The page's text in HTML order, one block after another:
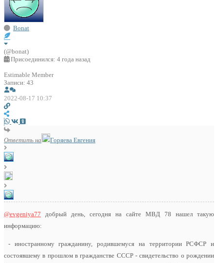
Bonat
(@bonat)
Присоединился: 4 года назад
Estimable Member
Записи: 43
2022-08-17 10:37
Ответить на Горяева Евгения
@evgeniya77 добрый день, сегодня на сайте МВД 78 нашел такую
информацию:
- иностранному гражданину, родившемуся на территории РСФСР и
состоявшему в прошлом в гражданстве СССР - свидетельство о рождении